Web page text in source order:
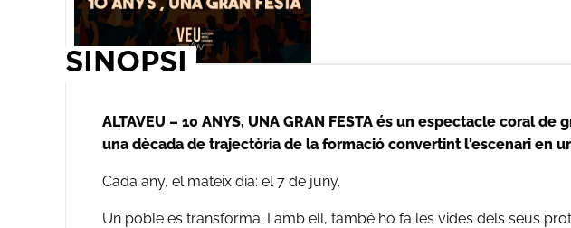
SINOPSI
ALTAVEU – 10 ANYS, UNA GRAN FESTA és un espectacle coral
una dècada de trajectòria de la formació convertint l'escenari en
Cada any, el mateix dia: el 7 de juny.
Un poble es transforma. I amb ell, també ho fa les vides dels seus